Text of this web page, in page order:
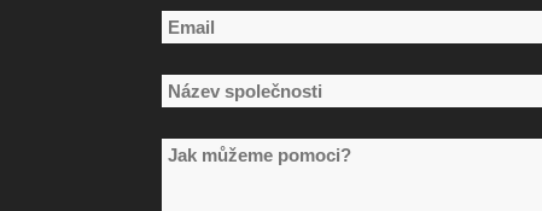
Jméno
Email
Název
*Jak